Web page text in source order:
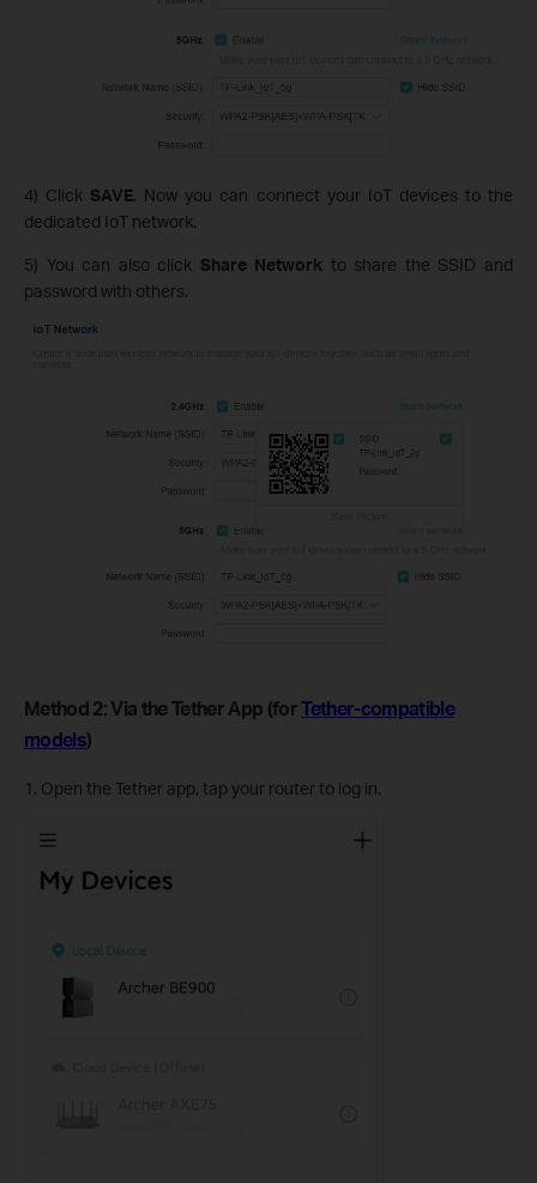
4) Click SAVE. Now you can connect your IoT devices to the
dedicated IoT network.
5) You can also click Share Network to share the SSID and
password with others.
Method 2: Via the Tether App (forTether-compatible
models)
1. Open the Tether app, tap your router to log in.